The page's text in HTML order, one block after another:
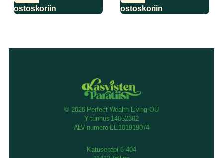
ostoskoriin ostoskoriin
© 2026 Perfect Wealth Living OÜ
Y-tunnus 14052302
ALV-numero EE101919074
Katusepapi 6-404